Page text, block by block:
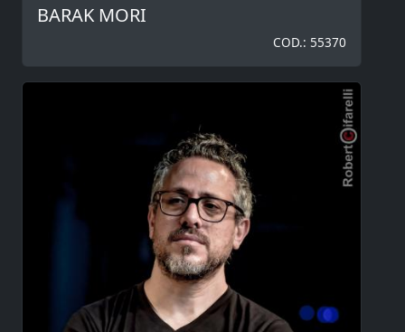
BARAK MORI
COD.: 55370